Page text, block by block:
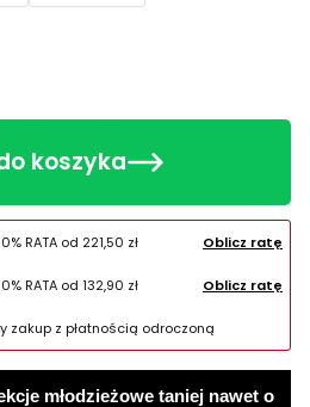
koszyka
RATA od 221,50 zł Oblicz ratę
RATA od 132,90 zł Oblicz ratę
zakup z płatnością odroczoną
młodzieżowe taniej nawet o